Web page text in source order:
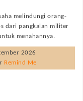
melindungi orang-
dari pangkalan militer
menahannya.
2026
Remind Me